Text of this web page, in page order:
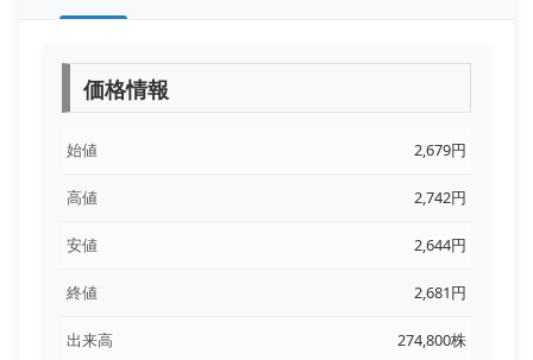
価格情報
始値 2,679円
高値 2,742円
安値 2,644円
終値 2,681円
出来高 274,800株